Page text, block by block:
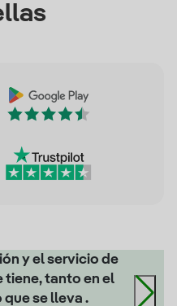
y el servicio de
tiene, tanto en el
se lleva .